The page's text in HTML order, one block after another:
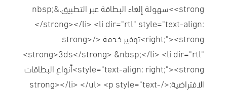
<strong>سهولة إلغاء البطاقة عبر التطبيق.&nbsp;
</strong></li> <li dir="rtl" style="text-align:
right;"><strong>توفير خدمة </strong>
<strong>3ds</strong> &nbsp;</li> <li dir="rtl"
style="text-align: right;"><strong>أنواع البطاقات
الافتراضية:</strong></li> </ul> <p style="text-